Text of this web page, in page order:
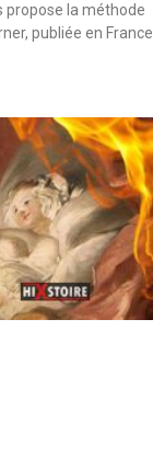
propose la méthode
publiée en France